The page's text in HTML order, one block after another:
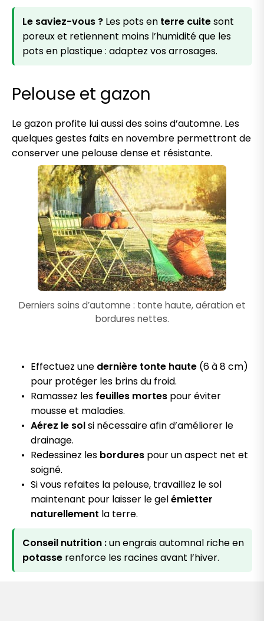
Le saviez-vous ? Les pots en terre cuitesont
poreux et retiennent moins l’humidité que les
pots en plastique : adaptez vos arrosages.
Pelouse et gazon
Le gazon profite lui aussi des soins d’automne. Les
quelques gestes faits en novembre permettront de
conserver une pelouse dense et résistante.
Derniers soins d’automne : tonte haute, aération et
bordures nettes.
Effectuez une dernière tonte haute (6 à 8 cm)
pour protéger les brins du froid.
Ramassez les feuilles mortes pour éviter
mousse et maladies.
Aérez le solsi nécessaire afin d’améliorer le
drainage.
Redessinez les bordures pour un aspect net et
soigné.
Si vous refaites la pelouse, travaillez le sol
maintenant pour laisser le gelémietter
naturellement la terre.
Conseil nutrition :un engrais automnal riche en
potasse renforce les racines avant l’hiver.